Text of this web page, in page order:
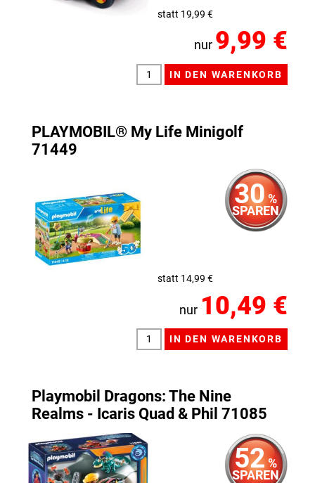
statt 19,99 €
nur 9,99 €
PLAYMOBIL® My Life Minigolf
71449
30 %
SPAREN
statt 14,99 €
nur 10,49 €
Playmobil Dragons: The Nine
Realms - Icaris Quad & Phil 71085
52 %
SPAREN